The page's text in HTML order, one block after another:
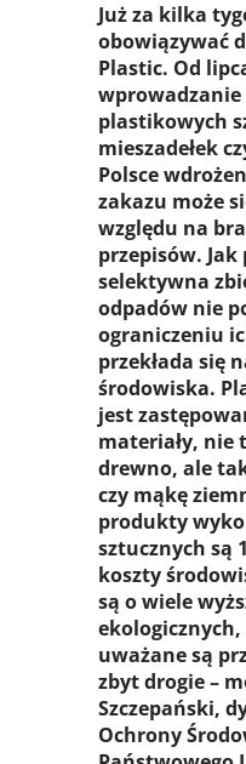
Już za kilka
obowiązywać
Plastic. Od
plastikowych
mieszadełek
Polsce
zakazu może
względu na
przepisów. Jak
selektywna
odpadów nie
ograniczeniu
przekłada się
środowiska.
jest
materiały, nie
drewno, ale
czy mąkę
produkty
sztucznych są
koszty
są o wiele
uważane są
zbyt drogie –
Szczepański,
Ochrony